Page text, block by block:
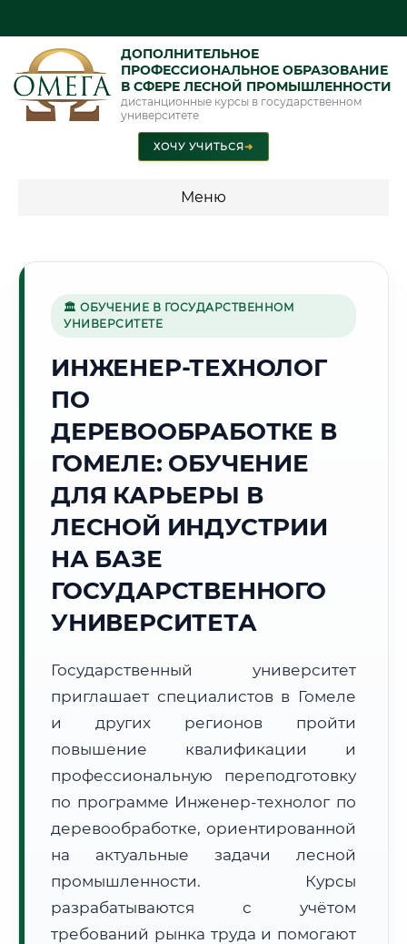
ДОПОЛНИТЕЛЬНОЕ
ПРОФЕССИОНАЛЬНОЕ ОБРАЗОВАНИЕ
В СФЕРЕ ЛЕСНОЙ ПРОМЫШЛЕННОСТИ
дистанционные курсы в государственном
университете
ХОЧУ УЧИТЬСЯ➜
Меню
промышленность"
🌲
Точное местное время:
08:53:23
Суббота, 8 Августа
+17°C
🌅 Восход: 05:27
Световой день:15 ч. 8 мин.
Субъект:
Республика Беларусь
Тел. код:
+375 (232)
Почтовые индексы:
246000–246050
🗺️ Зона обслуживания: г. Гомель
🏛 ОБУЧЕНИЕ В ГОСУДАРСТВЕННОМ
УНИВЕРСИТЕТЕ
ИНЖЕНЕР-ТЕХНОЛОГ
ПО
ДЕРЕВООБРАБОТКЕ В
ГОМЕЛЕ: ОБУЧЕНИЕ
ДЛЯ КАРЬЕРЫ В
ЛЕСНОЙ ИНДУСТРИИ
НА БАЗЕ
ГОСУДАРСТВЕННОГО
УНИВЕРСИТЕТА
Государственный университет
приглашает специалистов в Гомеле
и других регионов пройти
повышение квалификации и
профессиональную переподготовку
по программе Инженер-технолог по
деревообработке, ориентированной
на актуальные задачи лесной
промышленности. Курсы
разрабатываются с учётом
требований рынка труда и помогают